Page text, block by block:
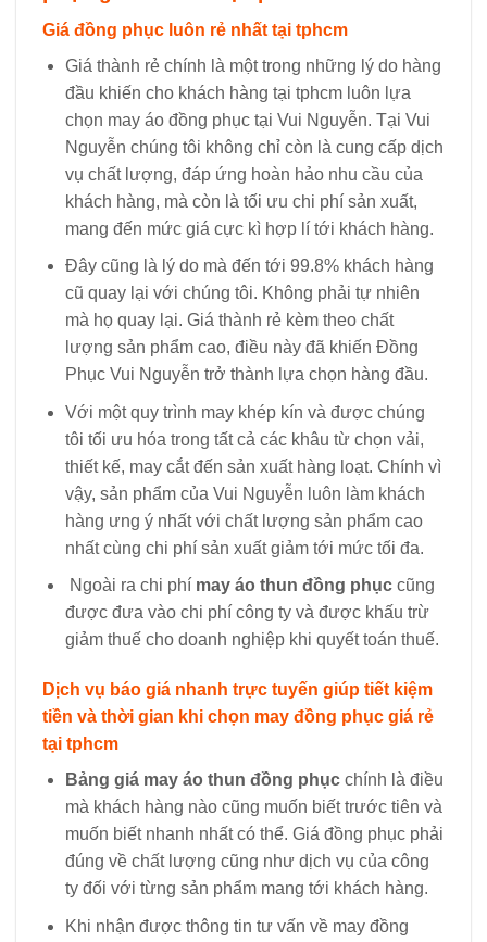
Giá đồng phục luôn rẻ nhất tại tphcm
Giá thành rẻ chính là một trong những lý do hàng
đầu khiến cho khách hàng tại tphcm luôn lựa
chọn may áo đồng phục tại Vui Nguyễn. Tại Vui
Nguyễn chúng tôi không chỉ còn là cung cấp dịch
vụ chất lượng, đáp ứng hoàn hảo nhu cầu của
khách hàng, mà còn là tối ưu chi phí sản xuất,
mang đến mức giá cực kì hợp lí tới khách hàng.
Đây cũng là lý do mà đến tới 99.8% khách hàng
cũ quay lại với chúng tôi. Không phải tự nhiên
mà họ quay lại. Giá thành rẻ kèm theo chất
lượng sản phẩm cao, điều này đã khiến Đồng
Phục Vui Nguyễn trở thành lựa chọn hàng đầu.
Với một quy trình may khép kín và được chúng
tôi tối ưu hóa trong tất cả các khâu từ chọn vải,
thiết kế, may cắt đến sản xuất hàng loạt. Chính vì
vậy, sản phẩm của Vui Nguyễn luôn làm khách
hàng ưng ý nhất với chất lượng sản phẩm cao
nhất cùng chi phí sản xuất giảm tới mức tối đa.
Ngoài ra chi phí may áo thun đồng phụccũng
được đưa vào chi phí công ty và được khấu trừ
giảm thuế cho doanh nghiệp khi quyết toán thuế.
Dịch vụ báo giá nhanh trực tuyến giúp tiết kiệm
tiền và thời gian khi chọn may đồng phục giá rẻ
tại tphcm
Bảng giá may áo thun đồng phụcchính là điều
mà khách hàng nào cũng muốn biết trước tiên và
muốn biết nhanh nhất có thể. Giá đồng phục phải
đúng về chất lượng cũng như dịch vụ của công
ty đối với từng sản phẩm mang tới khách hàng.
Khi nhận được thông tin tư vấn về may đồng